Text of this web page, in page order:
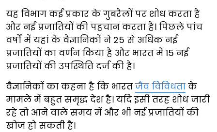
यह विभाग कई प्रकार के गुबरैलों पर शोध करता है
और नई प्रजातियों की पहचान करता है। पिछले पांच
वर्षों में यहां के वैज्ञानिकों ने 25 से अधिक नई
प्रजातियों का वर्णन किया है और भारत में 15 नई
प्रजातियों की उपस्थिति दर्ज की है।
वैज्ञानिकों का कहना है कि भारत जैव विविधता के
मामले में बहुत समृद्ध देश है। यदि इसी तरह शोध जारी
रहे तो आने वाले समय में और भी नई प्रजातियों की
खोज हो सकती है।